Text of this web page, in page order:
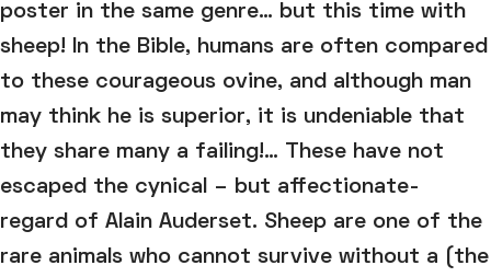
poster in the same genre… but this time with
sheep! In the Bible, humans are often compared
to these courageous ovine, and although man
may think he is superior, it is undeniable that
they share many a failing!… These have not
escaped the cynical – but affectionate-
regard of Alain Auderset. Sheep are one of the
rare animals who cannot survive without a (the